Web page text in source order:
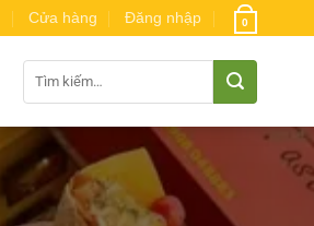
Cửa hàng Đăng nhập 0
kiếm: